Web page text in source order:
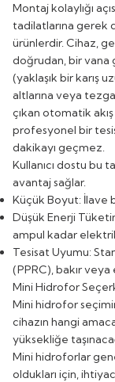
Montaj kolaylığı
tadilatlarına gerek
ürünlerdir. Cihaz,
doğrudan, bir vana
(yaklaşık bir karış
altlarına veya
çıkan otomatik
profesyonel bir
dakikayı geçmez.
Kullanıcı dostu bu
avantaj sağlar.
Küçük Boyut: İlave
Düşük Enerji
ampul kadar
Tesisat Uyumu:
(PPRC), bakır
Mini Hidrofor
Mini hidrofor
cihazın hangi
yüksekliğe
Mini hidroforlar
oldukları için,